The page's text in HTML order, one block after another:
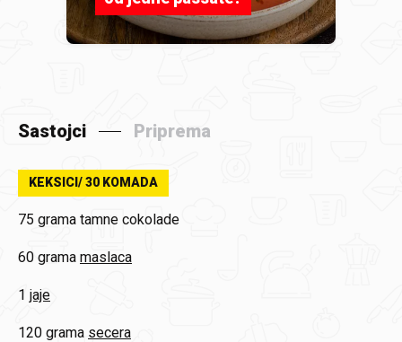
Sastojci Priprema
KEKSICI/ 30 KOMADA
75 grama tamne cokolade
60 grama maslaca
1 jaje
120 grama secera